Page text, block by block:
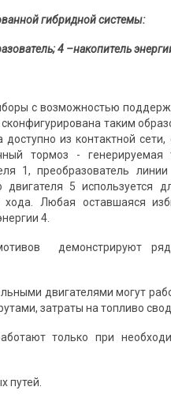
гибридной системы:
4 –накопитель
с возможностью
таким
из контактной
тормоз -
1, преобразователь
5 используется
хода. Любая оставшаяся
4.
демонстрируют
двигателями могут
затраты на топливо
только при
путей.